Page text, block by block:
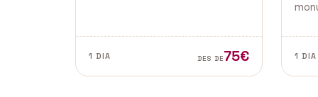
del Nadal.
1 DIA DES DE75€ 1 DIA